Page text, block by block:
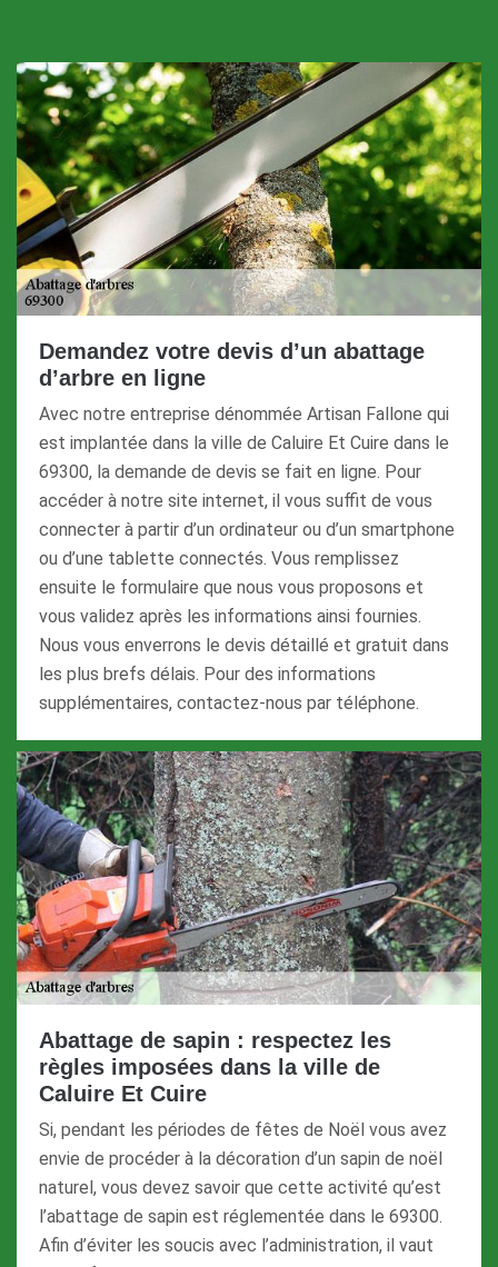
Demandez votre devis d’un abattage
d’arbre en ligne
Avec notre entreprise dénommée Artisan Fallone qui
est implantée dans la ville de Caluire Et Cuire dans le
69300, la demande de devis se fait en ligne. Pour
accéder à notre site internet, il vous suffit de vous
connecter à partir d’un ordinateur ou d’un smartphone
ou d’une tablette connectés. Vous remplissez
ensuite le formulaire que nous vous proposons et
vous validez après les informations ainsi fournies.
Nous vous enverrons le devis détaillé et gratuit dans
les plus brefs délais. Pour des informations
supplémentaires, contactez-nous par téléphone.
Abattage de sapin : respectez les
règles imposées dans la ville de
Caluire Et Cuire
Si, pendant les périodes de fêtes de Noël vous avez
envie de procéder à la décoration d’un sapin de noël
naturel, vous devez savoir que cette activité qu’est
l’abattage de sapin est réglementée dans le 69300.
Afin d’éviter les soucis avec l’administration, il vaut